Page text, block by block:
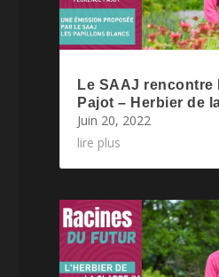
Le SAAJ rencontre
Pajot – Herbier de
Juin 20, 2022
lire plus